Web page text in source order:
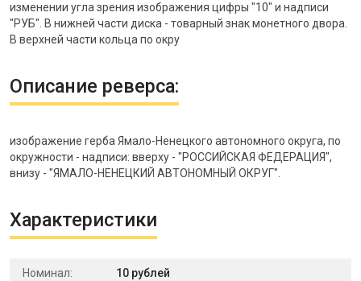
изменении угла зрения изображения цифры "10" и надписи
"РУБ". В нижней части диска - товарный знак монетного двора.
В верхней части кольца по окру
Описание реверса:
изображение герба Ямало-Ненецкого автономного округа, по
окружности - надписи: вверху - "РОССИЙСКАЯ ФЕДЕРАЦИЯ",
внизу - "ЯМАЛО-НЕНЕЦКИЙ АВТОНОМНЫЙ ОКРУГ".
Характеристики
Номинал: 10 рублей